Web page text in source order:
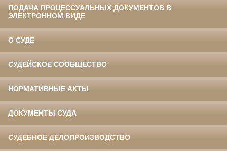
ПОДАЧА ПРОЦЕССУАЛЬНЫХ ДОКУМЕНТОВ В
ЭЛЕКТРОННОМ ВИДЕ
О СУДЕ
СУДЕЙСКОЕ СООБЩЕСТВО
НОРМАТИВНЫЕ АКТЫ
ДОКУМЕНТЫ СУДА
СУДЕБНОЕ ДЕЛОПРОИЗВОДСТВО